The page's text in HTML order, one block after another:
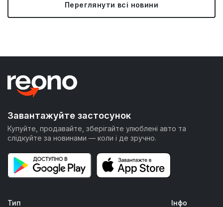
Переглянути всі новини
Завантажуйте застосунок
Купуйте, продавайте, зберігайте улюблені авто та
слідкуйте за новинами — коли і де зручно.
Тип Інфо